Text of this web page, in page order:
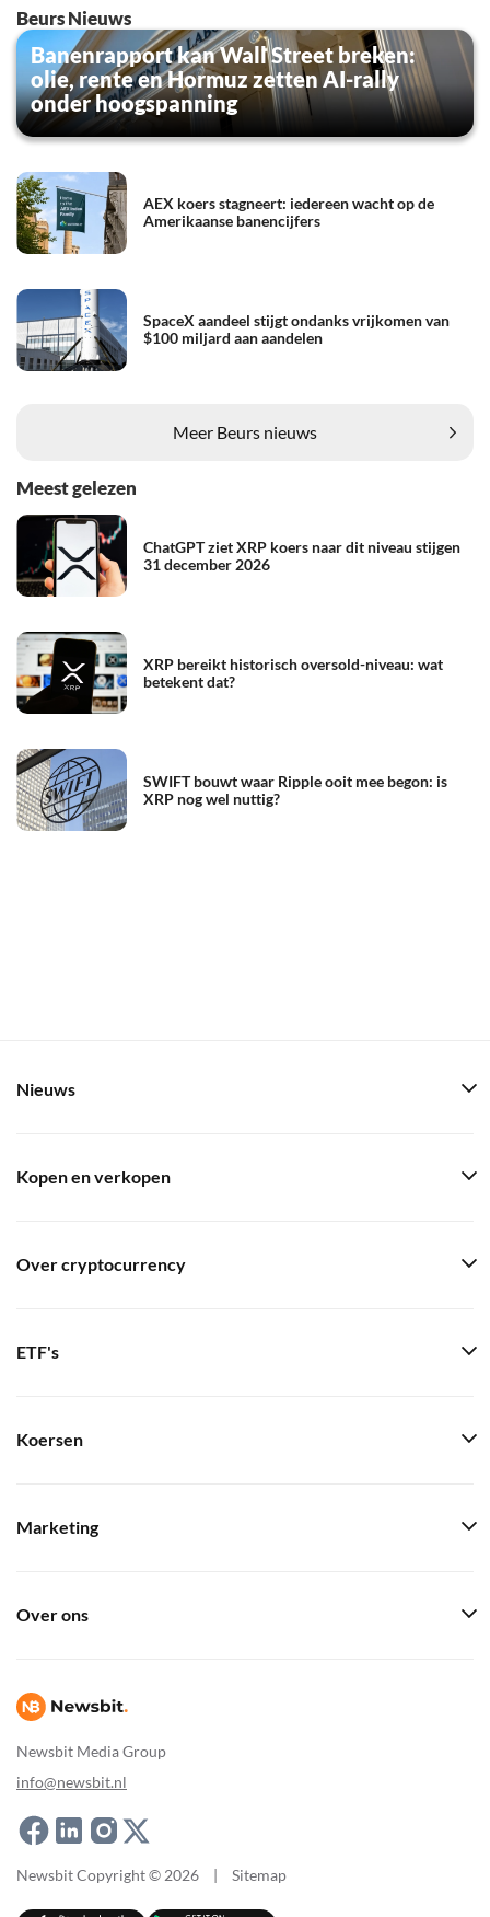
Beurs Nieuws
Banenrapport kan Wall Street breken:
olie, rente en Hormuz zetten AI-rally
onder hoogspanning
AEX koers stagneert: iedereen wacht op de
Amerikaanse banencijfers
SpaceX aandeel stijgt ondanks vrijkomen van
$100 miljard aan aandelen
Meer Beurs nieuws
Meest gelezen
ChatGPT ziet XRP koers naar dit niveau stijgen
31 december 2026
XRP bereikt historisch oversold-niveau: wat
betekent dat?
SWIFT bouwt waar Ripple ooit mee begon: is
XRP nog wel nuttig?
Newsbit Media Group
info@newsbit.nl
Nieuws
Kopen en verkopen
Over cryptocurrency
ETF's
Koersen
Marketing
Over ons
Newsbit Copyright © 2026 | Sitemap